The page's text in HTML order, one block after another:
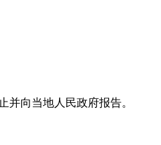
向当地人民政府报告。